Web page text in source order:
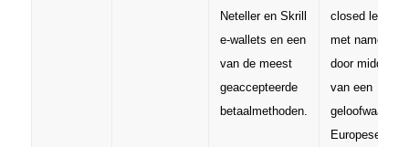
Neteller en Skrill
e-wallets en een
van de meest
geaccepteerde
betaalmethoden.
closed league,
met name
door middel
van een
geloofwaardige
Europese